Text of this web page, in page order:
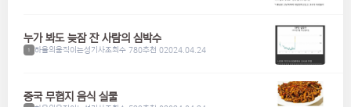
누가 봐도 늦잠 잔 사람의 심박수
1 하울의움직이는성기사조회수 780추천 02024.04.24
중국 무협지 음식 실물